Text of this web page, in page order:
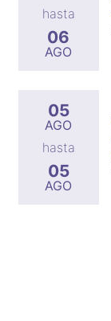
hasta
06
AGO
05
AGO
hasta
05
AGO